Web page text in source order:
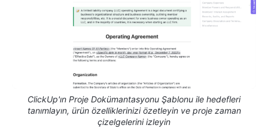
ClickUp'ın Proje Dokümantasyonu Şablonu ile hedefleri
tanımlayın, ürün özelliklerinizi özetleyin ve proje zaman
çizelgelerini izleyin